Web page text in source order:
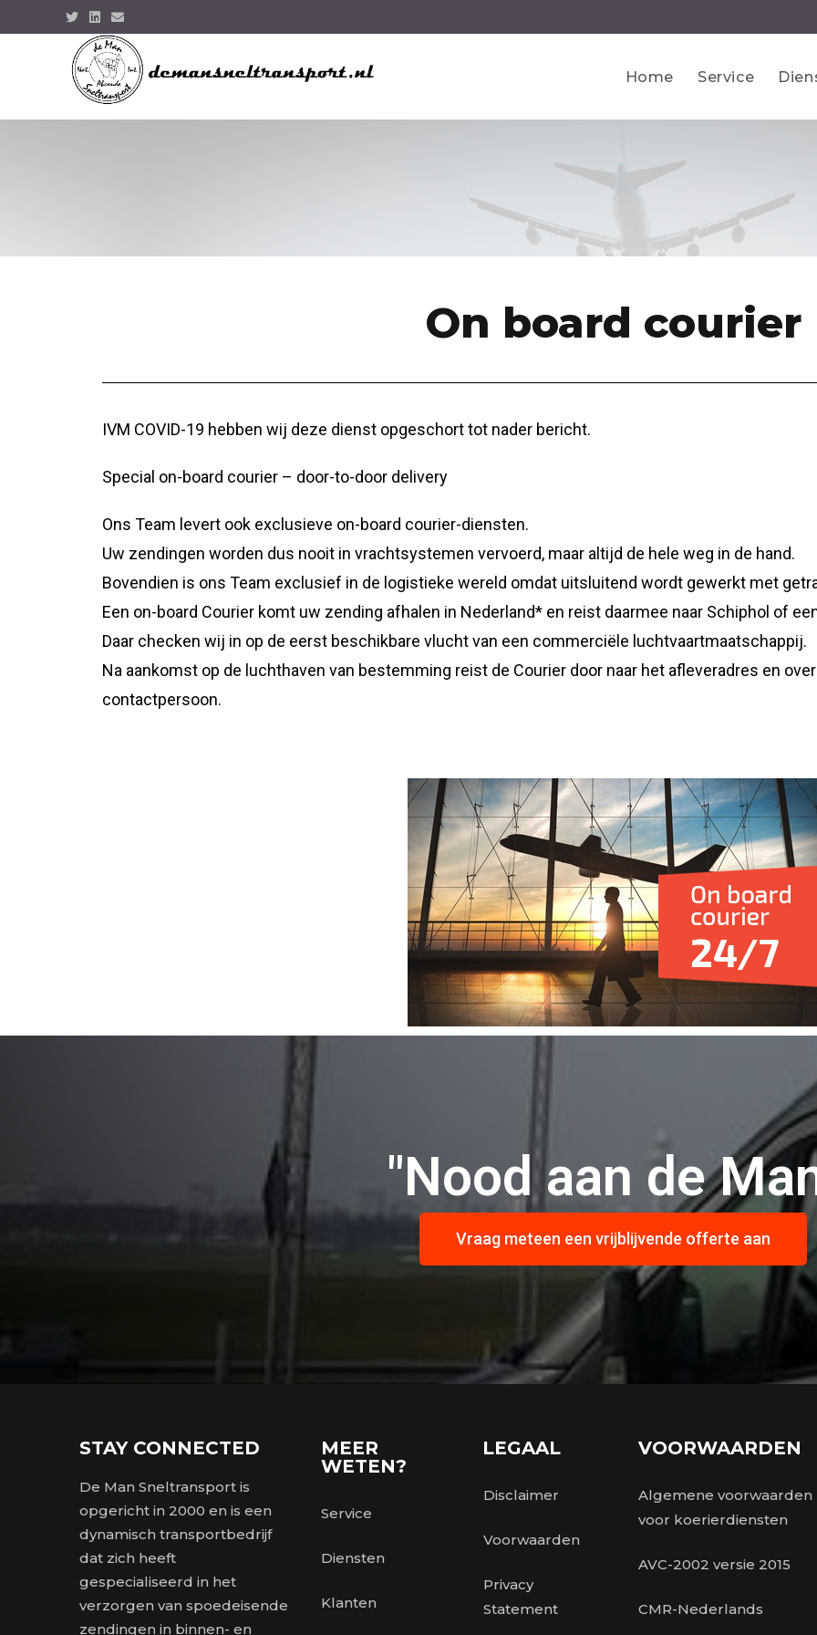
Home Service
On board courier
IVM COVID-19 hebben wij deze dienst opgeschort tot nader bericht.
Special on-board courier – door-to-door delivery
Ons Team levert ook exclusieve on-board courier-diensten.
Uw zendingen worden dus nooit in vrachtsystemen vervoerd, maar altijd de hele weg in de hand.
Bovendien is ons Team exclusief in de logistieke wereld omdat uitsluitend wordt gewerkt met
Een on-board Courier komt uw zending afhalen in Nederland* en reist daarmee naar Schiphol of
Daar checken wij in op de eerst beschikbare vlucht van een commerciële luchtvaartmaatschappij.
Na aankomst op de luchthaven van bestemming reist de Courier door naar het afleveradres en
contactpersoon.
"Nood aan de
Vraag meteen een vrijblijvende offerte aan
STAY CONNECTED
De Man Sneltransport is
opgericht in 2000 en is een
dynamisch transportbedrijf
dat zich heeft
gespecialiseerd in het
verzorgen van spoedeisende
zendingen in binnen- en
MEER
WETEN?
Service
Diensten
Klanten
LEGAAL
Disclaimer
Voorwaarden
Privacy
Statement
VOORWAARDEN
Algemene voorwaarden
voor koerierdiensten
AVC-2002 versie 2015
CMR-Nederlands